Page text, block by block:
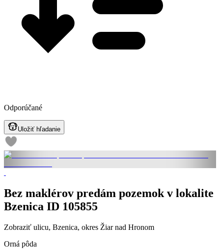
Odporúčané
Uložiť hľadanie
Bez maklérov predám pozemok v lokalite
Bzenica ID 105855
Zobraziť ulicu, Bzenica, okres Žiar nad Hronom
Orná pôda